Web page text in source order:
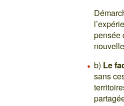
pensée
b) Le
sans